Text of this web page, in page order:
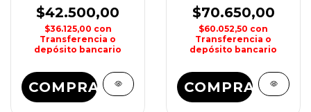
$42.500,00
$36.125,00 con
Transferencia o
depósito bancario
COMPRAR
$70.650,00
$60.052,50 con
Transferencia o
depósito bancario
COMPRAR